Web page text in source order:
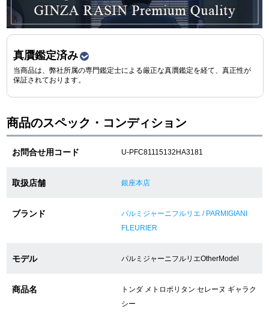
保証・アフターサービス
腕時計サイズ調整サービス
店舗受け取りサービス
店舗取り寄せサービス
買取専門サロン
真贋鑑定済み
当商品は、弊社所属の専門鑑定士による厳正な真贋鑑定を経て、真正性が
保証されております。
商品のスペック・コンディション
お問合せ用コード U-PFC81115132HA3181
取扱店舗 銀座本店
ブランド
パルミジャーニフルリエ / PARMIGIANI
FLEURIER
モデル パルミジャーニフルリエOtherModel
商品名
トンダ メトロポリタン セレーヌ ギャラク
シー